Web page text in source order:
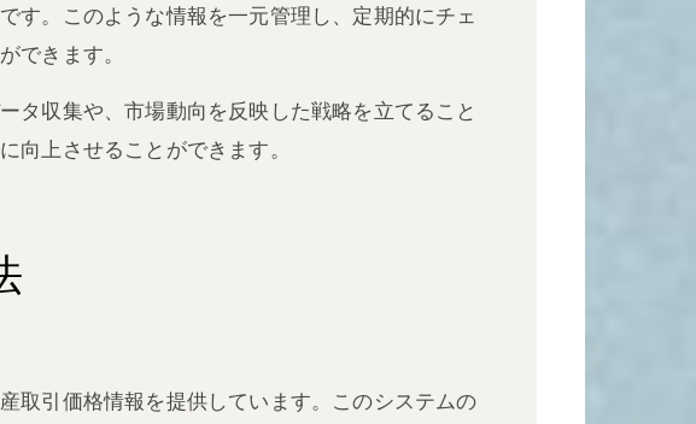
す。このような情報を一元管理し、定期的にチェ
できます。
タ収集や、市場動向を反映した戦略を立てること
向上させることができます。
取引価格情報を提供しています。このシステムの